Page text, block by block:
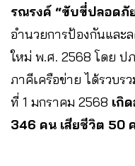
รณรงค์ “ขับขี่ปลอดภัย
อำนวยการป้องกันและ
ใหม่ พ.ศ. 2568 โดย ป
ภาคีเครือข่าย ได้รวบร
ที่ 1 มกราคม 2568 เกิ
346 คน เสียชีวิต 50